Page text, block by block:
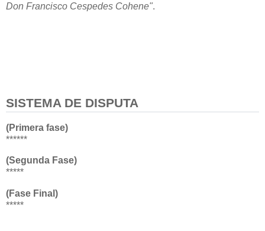
Don Francisco Cespedes Cohene".
SISTEMA DE DISPUTA
(Primera fase)
******
(Segunda Fase)
*****
(Fase Final)
*****